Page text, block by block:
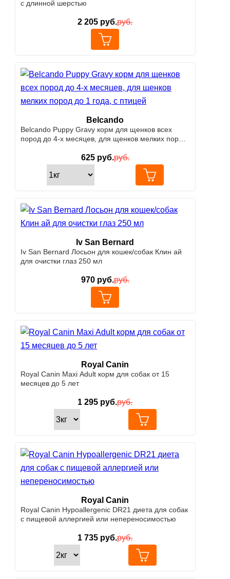
с длинной шерстью
2 205 руб.руб.
Belcando
Belcando Puppy Gravy корм для щенков всех
пород до 4-х месяцев, для щенков мелких пород
625руб.руб.
Iv San Bernard
Iv San Bernard Лосьон для кошек/собак Клин ай
для очистки глаз 250 мл
970руб.руб.
Royal Canin
Royal Canin Maxi Adult корм для собак от 15
месяцев до 5 лет
1 295 руб.руб.
Royal Canin
Royal Canin Hypoallergenic DR21 диета для собак
с пищевой аллергией или непереносимостью
1 735 руб.руб.